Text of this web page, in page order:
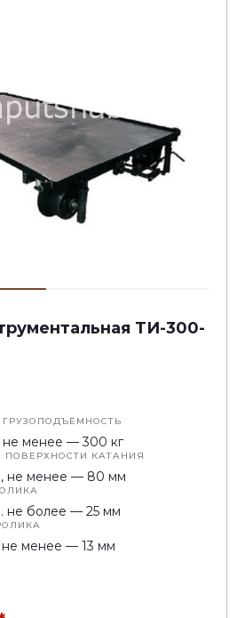
ТИ-300-
ГРУЗОПОДЪЁМНОСТЬ
не менее — 300 кг
КАТАНИЯ
не менее — 80 мм
не более — 25 мм
менее — 13 мм
менее — 20 мм